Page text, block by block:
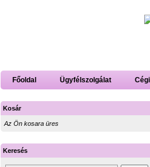
Főoldal Ügyfélszolgálat
Kosár
Az Ön kosara üres
Keresés